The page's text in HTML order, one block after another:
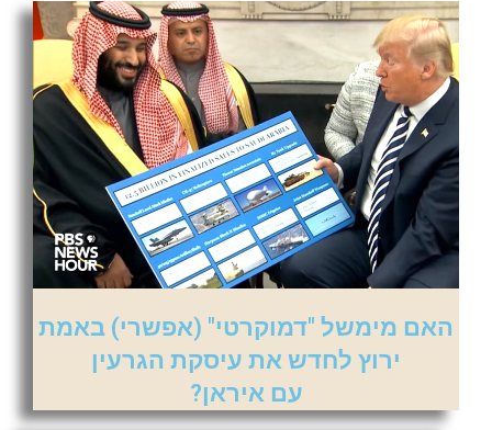
האם מימשל "דמוקרטי" (אפשרי) באמת
ירוץ לחדש את עיסקת הגרעין
עם איראן?